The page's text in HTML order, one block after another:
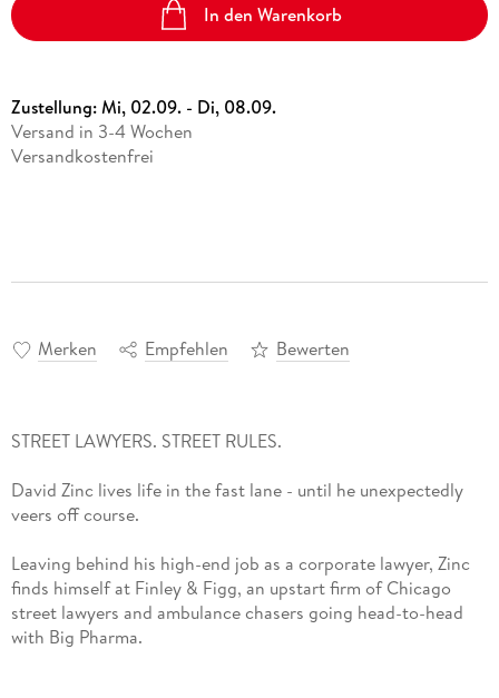
In den Warenkorb
Zustellung:Mi, 02.09. - Di, 08.09.
Versand in 3-4 Wochen
Versandkostenfrei
Merken Empfehlen Bewerten
STREET LAWYERS. STREET RULES.
David Zinc lives life in the fast lane - until he unexpectedly
veers off course.
Leaving behind his high-end job as a corporate lawyer, Zinc
finds himself at Finley & Figg, an upstart firm of Chicago
street lawyers and ambulance chasers going head-to-head
with Big Pharma.